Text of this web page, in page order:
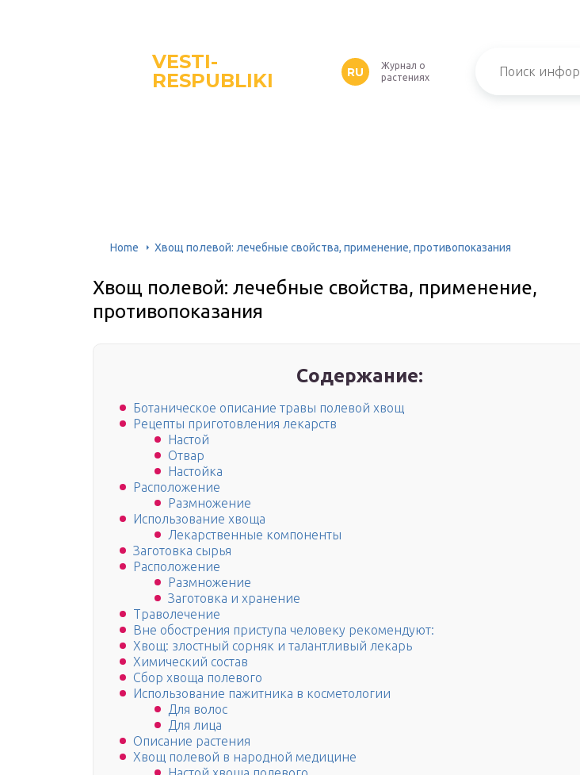
VESTI-
RESPUBLIKI
RU
Журнал о
растениях
Home Хвощ полевой: лечебные свойства, применение, противопоказания
Хвощ полевой: лечебные свойства, применение,
противопоказания
Содержание:
Ботаническое описание травы полевой хвощ
Рецепты приготовления лекарств
Настой
Отвар
Настойка
Рас­по­ложе­ние
Раз­мно­жение
Использование хвоща
Лекарственные компоненты
Заготовка сырья
Рас­по­ложе­ние
Раз­мно­жение
За­готов­ка и хра­нение
Тра­воле­чение
Вне обострения приступа человеку рекомендуют:
Хвощ: злостный сорняк и талантливый лекарь
Химический состав
Сбор хвоща полевого
Использование пажитника в косметологии
Для волос
Для лица
Описание растения
Хвощ полевой в народной медицине